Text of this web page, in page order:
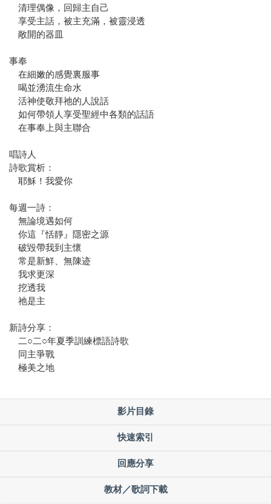
清理偶像，回歸主自己
享受主話，被主充滿，被靈浸透
敞開的器皿
事奉
在細嫩的感覺裏服事
喝並湧流生命水
活神使敬拜祂的人說話
如何帶領人享受聖經中各類的話語
在事奉上與主聯合
唱詩人
詩歌賞析：
耶穌！我愛你
每週一詩：
無論境遇如何
你這『恬靜』隱密之源
破毀帶我到主懷
常是新鮮、無陳迹
我求更深
挖透我
祂是主
新詩分享：
二○二○年夏季訓練標語詩歌
同主爭戰
極美之地
影片目錄
快速索引
回應分享
教材／歌詞下載